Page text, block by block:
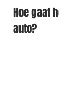
Hoe gaat
auto?